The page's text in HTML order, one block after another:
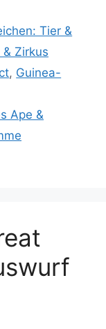
Tier &
& Zirkus
, Guinea-
Ape &